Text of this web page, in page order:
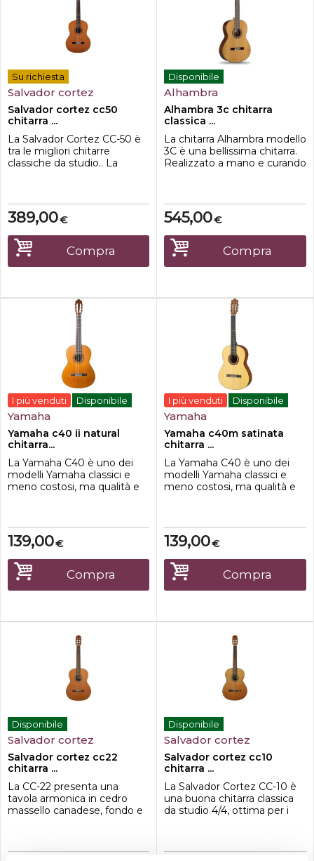
Su richiesta
Salvador cortez
Salvador cortez cc50
chitarra ...
La Salvador Cortez CC-50 è
tra le migliori chitarre
classiche da studio.. La
conferiscono un suono caldo
e con unottima sonorità e
dinamica.Tipologia
StandardSpalla PienaPiano
armonico Cedro
masselloFondo e fasce
€
389,00
Compra
Disponibile
Alhambra
Alhambra 3c chitarra
classica ...
La chitarra Alhambra modello
3C è una bellissima chitarra.
Realizzato a mano e curando
robusto, versatile e con un
tono meraviglioso. Con un
suono morbido e una finitura
di qualità molto buona, è
un'ottima scelt...
€
545,00
Compra
I più venduti Disponibile
Yamaha
Yamaha c40 ii natural
chitarra...
La Yamaha C40 è uno dei
modelli Yamaha classici e
meno costosi, ma qualità e
ShapeTop in Abete
€
139,00
Compra
I più venduti Disponibile
Yamaha
Yamaha c40m satinata
chitarra ...
La Yamaha C40 è uno dei
modelli Yamaha classici e
meno costosi, ma qualità e
non è verniciata.Yamaha CG
ShapeTop in Abete
€
139,00
Compra
Disponibile
Salvador cortez
Salvador cortez cc22
chitarra ...
La CC-22 presenta una
tavola armonica in cedro
massello canadese, fondo e
Disponibile
Salvador cortez
Salvador cortez cc10
chitarra ...
La Salvador Cortez CC-10 è
una buona chitarra classica
da studio 4/4, ottima per i